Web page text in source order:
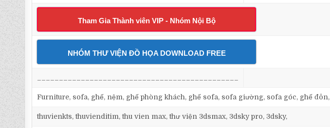
Tham Gia Thành viên VIP - Nhóm Nội Bộ
NHÓM THƯ VIỆN ĐỒ HỌA DOWNLOAD FREE
Furniture, sofa, ghế, nệm, ghế phòng khách, ghế sofa, sofa giường, sofa góc, ghế đôn,
thuvienkts, thuvienditim, thu vien max, thư viện 3dsmax, 3dsky pro, 3dsky,